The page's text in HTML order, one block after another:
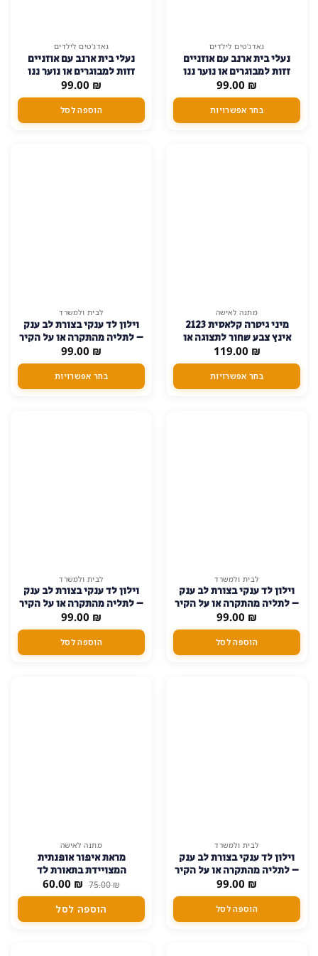
גאדג'טים לילדים
נעלי בית ארנב עם אוזניים
זזות למבוגרים או נוער ננו
נקודות למניעת החלקה
99.00 ₪
בחר אפשרויות
ניתן
גאדג'טים לילדים
נעלי בית ארנב עם אוזניים
זזות למבוגרים או נוער ננו
נקודות למניעת החלקה –
ילדים-28-32-מידה-אחת
99.00 ₪
הוספה לסל
מתנה לאישה
מיני גיטרה קלאסית 2123
אינץ צבע שחור לתצוגה או
משחק
119.00 ₪
בחר אפשרויות
יש
ניתן
לבית ולמשרד
וילון לד ענקי בצורת לב ענק
– לתליה מהתקרה או על הקיר
– פועל על ידי סוללת ללא
צורך בחשמל
99.00 ₪
בחר אפשרויות
זה
ניתן
לבית ולמשרד
וילון לד ענקי בצורת לב ענק
– לתליה מהתקרה או על הקיר
– פועל על ידי סוללת ללא
צורך בחשמל – צהוב
99.00 ₪
הוספה לסל
לבית ולמשרד
וילון לד ענקי בצורת לב ענק
– לתליה מהתקרה או על הקיר
– פועל על ידי סוללת ללא
צורך בחשמל – צבעוני
99.00 ₪
הוספה לסל
לבית ולמשרד
וילון לד ענקי בצורת לב ענק
– לתליה מהתקרה או על הקיר
– פועל על ידי סוללת ללא
צורך בחשמל – ורוד
99.00 ₪
הוספה לסל
מתנה לאישה
מראת איפור אופנתית
המצויידת בתאורת לד
75.00₪ המחיר
המקורי
היה:
75.00 ₪.
60.00 ₪ המחיר
הנוכחי
60.00 ₪. הוספה לסל